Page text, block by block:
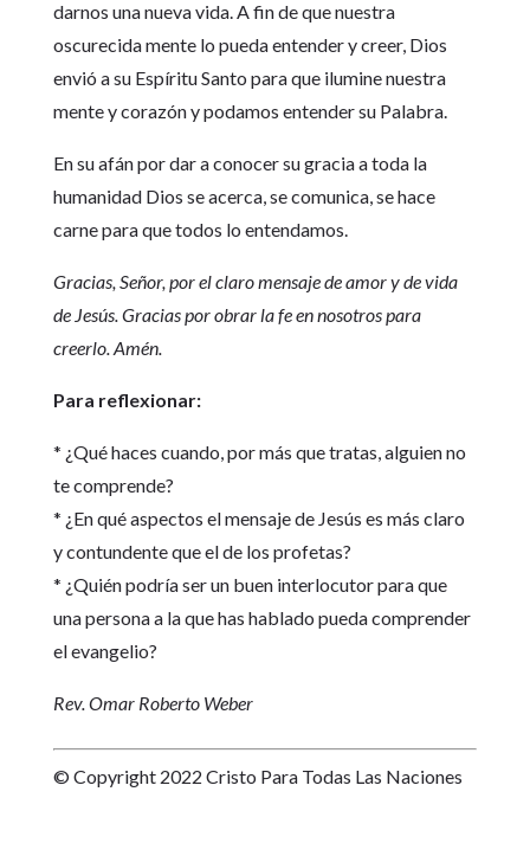
darnos una nueva vida. A fin de que nuestra
oscurecida mente lo pueda entender y creer, Dios
envió a su Espíritu Santo para que ilumine nuestra
mente y corazón y podamos entender su Palabra.
En su afán por dar a conocer su gracia a toda la
humanidad Dios se acerca, se comunica, se hace
carne para que todos lo entendamos.
Gracias, Señor, por el claro mensaje de amor y de vida
de Jesús. Gracias por obrar la fe en nosotros para
creerlo. Amén.
Para reflexionar:
* ¿Qué haces cuando, por más que tratas, alguien no
te comprende?
* ¿En qué aspectos el mensaje de Jesús es más claro
y contundente que el de los profetas?
* ¿Quién podría ser un buen interlocutor para que
una persona a la que has hablado pueda comprender
el evangelio?
Rev. Omar Roberto Weber
© Copyright 2022 Cristo Para Todas Las Naciones